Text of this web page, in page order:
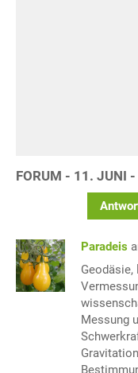
FORUM - 11. JUNI -
Paradeis
Geodäsie,
Messung